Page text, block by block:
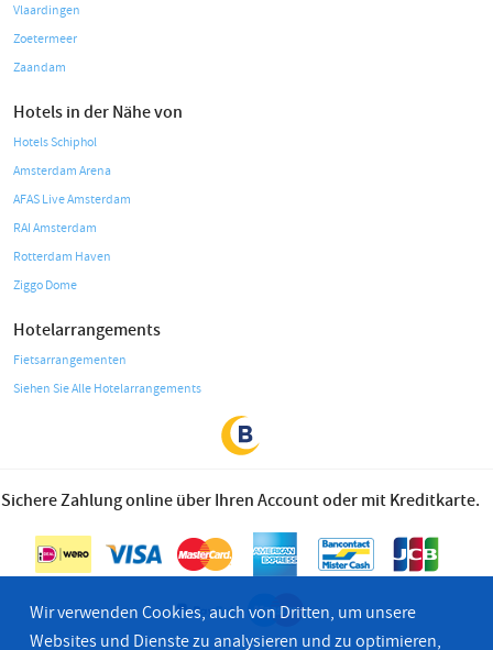
Vlaardingen
Zoetermeer
Zaandam
Hotels in der Nähe von
Hotels Schiphol
Amsterdam Arena
AFAS Live Amsterdam
RAI Amsterdam
Rotterdam Haven
Ziggo Dome
Hotelarrangements
Fietsarrangementen
Siehen Sie Alle Hotelarrangements
Sichere Zahlung online über Ihren Account oder mit Kreditkarte.
Wir verwenden Cookies, auch von Dritten, um unsere
Websites und Dienste zu analysieren und zu optimieren,